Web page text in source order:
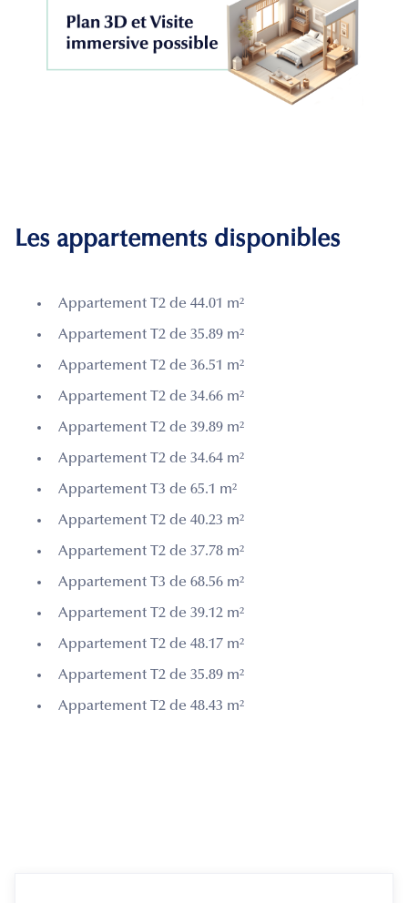
Les appartements disponibles
Appartement T2 de 44.01 m²
Appartement T2 de 35.89 m²
Appartement T2 de 36.51 m²
Appartement T2 de 34.66 m²
Appartement T2 de 39.89 m²
Appartement T2 de 34.64 m²
Appartement T3 de 65.1 m²
Appartement T2 de 40.23 m²
Appartement T2 de 37.78 m²
Appartement T3 de 68.56 m²
Appartement T2 de 39.12 m²
Appartement T2 de 48.17 m²
Appartement T2 de 35.89 m²
Appartement T2 de 48.43 m²